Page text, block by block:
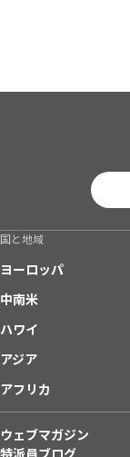
国と地域
ヨーロッパ
中南米
ハワイ
アジア
アフリカ
ウェブマガジン
特派員ブログ